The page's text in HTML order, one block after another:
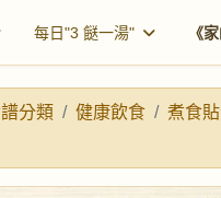
每日"3 餸一湯" 《
分類 健康飲食 煮食